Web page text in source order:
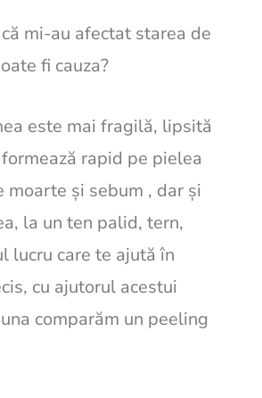
mi-au afectat starea de
fi cauza?
este mai fragilă, lipsită
rapid pe pielea
moarte și sebum , dar și
la un ten palid, tern,
lucru care te ajută în
cu ajutorul acestui
comparăm un peeling